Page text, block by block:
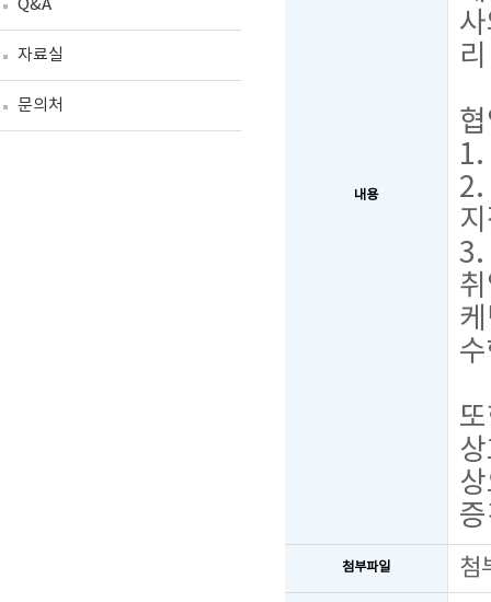
Q&A
자료실
문의처
내용
1.
2.
3.
첨부파일 첨